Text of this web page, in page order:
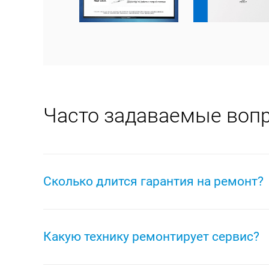
Часто задаваемые
Сколько длится гарантия на ремонт?
Гарантия защищает ваше оборудование от
Какую технику ремонтирует сервис?